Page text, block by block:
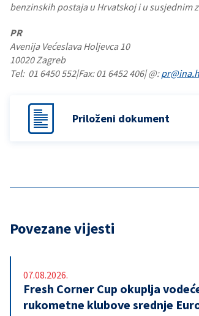
benzinskih postaja u Hrvatskoj i u susjednim
PR
Avenija Većeslava Holjevca 10
10020 Zagreb
Tel: 01 6450 552|Fax: 01 6452 406| @:
Priloženi dokument
Povezane vijesti
07.08.2026.
Fresh Corner Cup okuplja
rukometne klubove srednje